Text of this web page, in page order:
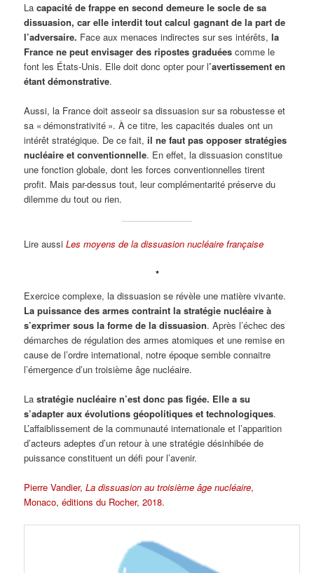
Lacapacité de frappe en second demeure le socle de sa
dissuasion, car elle interdit tout calcul gagnant de la part de
l’adversaire. Face aux menaces indirectes sur ses intérêts,la
France ne peut envisager des ripostes graduées comme le
font les États-Unis. Elle doit donc opter pour l’avertissement en
étant démonstrative.
Aussi, la France doit asseoir sa dissuasion sur sa robustesse et
sa « démonstrativité ». À ce titre, les capacités duales ont un
intérêt stratégique. De ce fait,il ne faut pas opposer stratégies
nucléaire et conventionnelle. En effet, la dissuasion constitue
une fonction globale, dont les forces conventionnelles tirent
profit. Mais par-dessus tout, leur complémentarité préserve du
dilemme du tout ou rien.
Lire aussiLes moyens de la dissuasion nucléaire française
*
Exercice complexe, la dissuasion se révèle une matière vivante.
La puissance des armes contraint la stratégie nucléaire à
s’exprimer sous la forme de la dissuasion. Après l’échec des
démarches de régulation des armes atomiques et une remise en
cause de l’ordre international, notre époque semble connaitre
l’émergence d’un troisième âge nucléaire.
Lastratégie nucléaire n’est donc pas figée. Elle a su
s’adapter aux évolutions géopolitiques et technologiques.
L’affaiblissement de la communauté internationale et l’apparition
d’acteurs adeptes d’un retour à une stratégie désinhibée de
puissance constituent un défi pour l’avenir.
Pierre Vandier,La dissuasion au troisième âge nucléaire,
Monaco, éditions du Rocher, 2018.